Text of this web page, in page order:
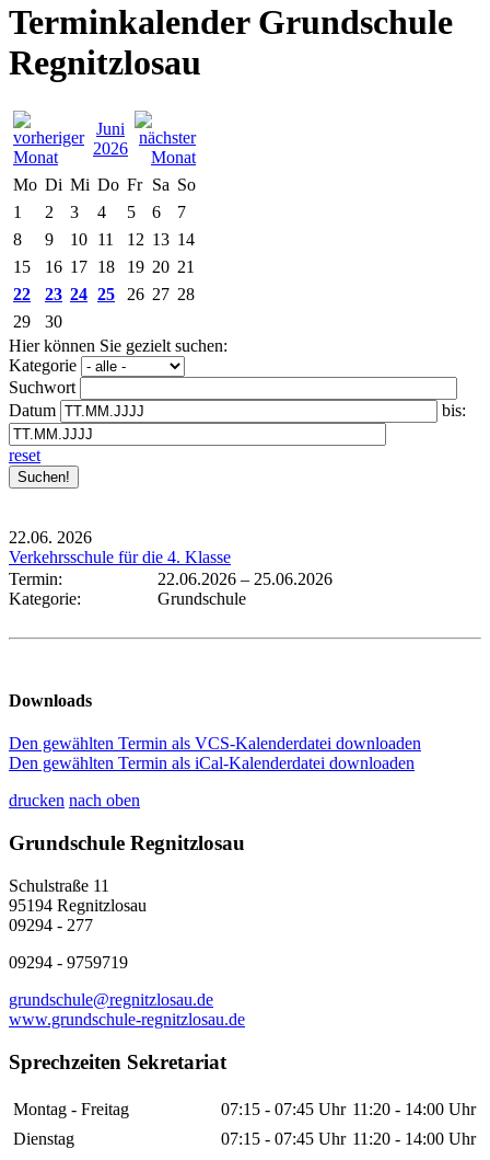
Terminkalender Grundschule
Regnitzlosau
Juni
2026
Mo Di Mi Do Fr Sa So
1
2 3 4 5 6
7
8
9 10 11 12 13 14
15
16 17 18 19 20 21
22
23 24 25 26 27 28
29
30
Hier können Sie gezielt suchen:
Kategorie
Suchwort
Datum
bis:
reset
22.06. 2026
Verkehrsschule für die 4. Klasse
Termin:
22.06.2026 – 25.06.2026
Kategorie:
Grundschule
Downloads
Den gewählten Termin als VCS-Kalenderdatei downloaden
Den gewählten Termin als iCal-Kalenderdatei downloaden
drucken nach oben
Grundschule Regnitzlosau
Schulstraße 11
95194 Regnitzlosau
09294 - 277
09294 - 9759719
grundschule@regnitzlosau.de
www.grundschule-regnitzlosau.de
Sprechzeiten Sekretariat
Montag - Freitag 07:15 - 07:45 Uhr 11:20 - 14:00 Uhr
Dienstag
07:15 - 07:45 Uhr 11:20 - 14:00 Uhr